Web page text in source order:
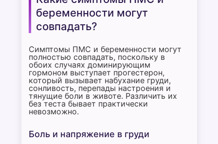
беременности могут
совпадать?
Симптомы ПМС и беременности могут
полностью совпадать, поскольку в
обоих случаях доминирующим
гормоном выступает прогестерон,
который вызывает набухание груди,
сонливость, перепады настроения и
тянущие боли в животе. Различить их
без теста бывает практически
невозможно.
Боль и напряжение в груди